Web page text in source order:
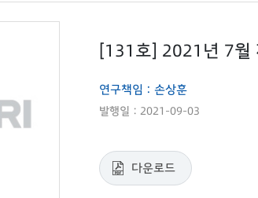
[131호] 2021년 7월
연구책임 : 손상훈
발행일 : 2021-09-03
다운로드